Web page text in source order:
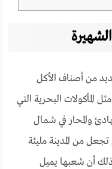
من أصناف الأكل
المأكولات البحرية التي
والمحار في شمال
من المدينة مليئة
أن شعبها يميل